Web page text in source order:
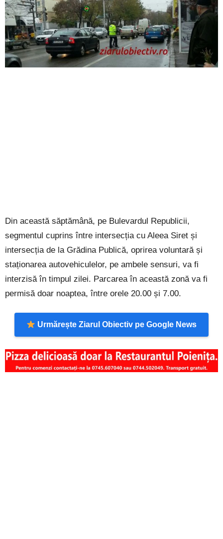
Din această săptămână, pe Bulevardul Republicii,
segmentul cuprins între intersecția cu Aleea Siret și
intersecția de la Grădina Publică, oprirea voluntară și
staționarea autovehiculelor, pe ambele sensuri, va fi
interzisă în timpul zilei. Parcarea în această zonă va fi
permisă doar noaptea, între orele 20.00 și 7.00.
Urmărește Ziarul Obiectiv pe Google News